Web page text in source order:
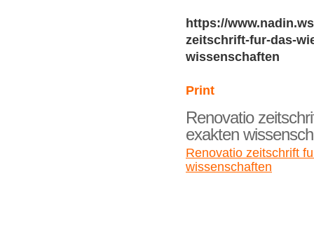
https://
zeitschrift-fur-das-
wissenschaften
Print
Renovatio
exakten
Renovatio zeitschrift
wissenschaften